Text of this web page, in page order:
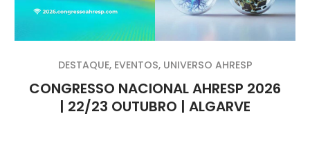
CONGRESSO NACIONAL AHRESP 2026
| 22/23 OUTUBRO | ALGARVE
DESTAQUE, EVENTOS, UNIVERSO AHRESP